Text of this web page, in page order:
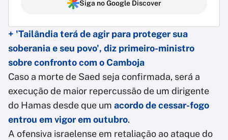
Siga no Google Discover
+ 'Tailândia terá de agir para proteger sua
soberania e seu povo', diz primeiro-ministro
sobre confronto com o Camboja
Caso a morte de Saed seja confirmada, será a
execução de maior repercussão de um dirigente
do Hamas desde que um acordo de cessar-fogo
entrou em vigor em outubro.
A ofensiva israelense em retaliação ao ataque do